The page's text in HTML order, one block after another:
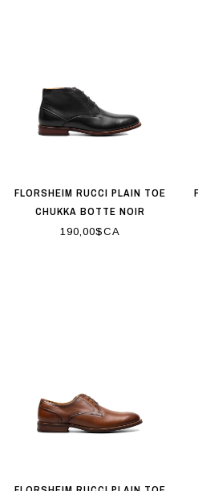
FLORSHEIM RUCCI PLAIN TOE
CHUKKA BOTTE NOIR
190,00$CA